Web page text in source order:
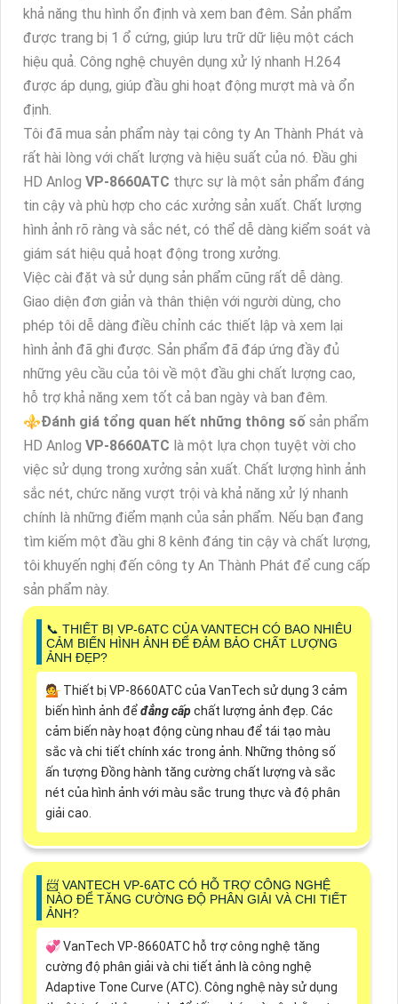
khả năng thu hình ổn định và xem ban đêm. Sản phẩm
được trang bị 1 ổ cứng, giúp lưu trữ dữ liệu một cách
hiệu quả. Công nghệ chuyên dụng xử lý nhanh H.264
được áp dụng, giúp đầu ghi hoạt động mượt mà và ổn
định.
Tôi đã mua sản phẩm này tại công ty An Thành Phát và
rất hài lòng với chất lượng và hiệu suất của nó. Đầu ghi
HD Anlog VP-8660ATC thực sự là một sản phẩm đáng
tin cậy và phù hợp cho các xưởng sản xuất. Chất lượng
hình ảnh rõ ràng và sắc nét, có thể dễ dàng kiểm soát và
giám sát hiệu quả hoạt động trong xưởng.
Việc cài đặt và sử dụng sản phẩm cũng rất dễ dàng.
Giao diện đơn giản và thân thiện với người dùng, cho
phép tôi dễ dàng điều chỉnh các thiết lập và xem lại
hình ảnh đã ghi được. Sản phẩm đã đáp ứng đầy đủ
những yêu cầu của tôi về một đầu ghi chất lượng cao,
hỗ trợ khả năng xem tốt cả ban ngày và ban đêm.
⚜️Đánh giá tổng quan hết những thông số sản phẩm
HD Anlog VP-8660ATC là một lựa chọn tuyệt vời cho
việc sử dụng trong xưởng sản xuất. Chất lượng hình ảnh
sắc nét, chức năng vượt trội và khả năng xử lý nhanh
chính là những điểm mạnh của sản phẩm. Nếu bạn đang
tìm kiếm một đầu ghi 8 kênh đáng tin cậy và chất lượng,
tôi khuyến nghị đến công ty An Thành Phát để cung cấp
sản phẩm này.
📞 THIẾT BỊ VP-6ATC CỦA VANTECH CÓ BAO NHIÊU
CẢM BIẾN HÌNH ẢNH ĐỂ ĐẢM BẢO CHẤT LƯỢNG
ẢNH ĐẸP?
💁 Thiết bị VP-8660ATC của VanTech sử dụng 3 cảm
biến hình ảnh đểđẳng cấpchất lượng ảnh đẹp. Các
cảm biến này hoạt động cùng nhau để tái tạo màu
sắc và chi tiết chính xác trong ảnh. Những thông số
ấn tượng Đồng hành tăng cường chất lượng và sắc
nét của hình ảnh với màu sắc trung thực và độ phân
giải cao.
📨 VANTECH VP-6ATC CÓ HỖ TRỢ CÔNG NGHỆ
NÀO ĐỂ TĂNG CƯỜNG ĐỘ PHÂN GIẢI VÀ CHI TIẾT
ẢNH?
💞 VanTech VP-8660ATC hỗ trợ công nghệ tăng
cường độ phân giải và chi tiết ảnh là công nghệ
Adaptive Tone Curve (ATC). Công nghệ này sử dụng